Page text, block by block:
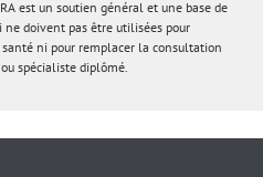
est un soutien général et une base de
ne doivent pas être utilisées pour
ni pour remplacer la consultation
spécialiste diplômé.